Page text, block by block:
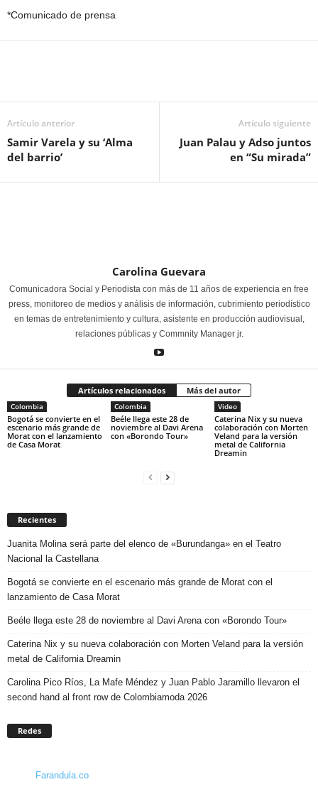
*Comunicado de prensa
Artículo anterior
Samir Varela y su ‘Alma
del barrio’
Artículo siguiente
Juan Palau y Adso juntos
en “Su mirada”
Carolina Guevara
Comunicadora Social y Periodista con más de 11 años de experiencia en free
press, monitoreo de medios y análisis de información, cubrimiento periodístico
en temas de entretenimiento y cultura, asistente en producción audiovisual,
relaciones públicas y Commnity Manager jr.
Artículos relacionados Más del autor
Colombia
Bogotá se convierte en el
escenario más grande de
Morat con el lanzamiento
de Casa Morat
Colombia
Beéle llega este 28 de
noviembre al Davi Arena
con «Borondo Tour»
Video
Caterina Nix y su nueva
colaboración con Morten
Veland para la versión
metal de California
Dreamin
Recientes
Juanita Molina será parte del elenco de «Burundanga» en el Teatro
Nacional la Castellana
Bogotá se convierte en el escenario más grande de Morat con el
lanzamiento de Casa Morat
Beéle llega este 28 de noviembre al Davi Arena con «Borondo Tour»
Caterina Nix y su nueva colaboración con Morten Veland para la versión
metal de California Dreamin
Carolina Pico Ríos, La Mafe Méndez y Juan Pablo Jaramillo llevaron el
second hand al front row de Colombiamoda 2026
Redes
Farandula.co